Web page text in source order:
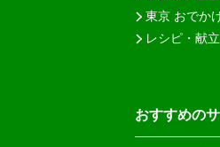
東京 おでか
レシピ・献立
おすすめの